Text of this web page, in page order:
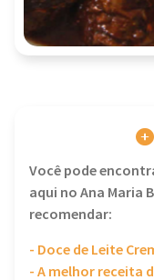
Você pode
aqui no Ana Maria
recomendar:
- Doce de Leite
- A melhor receita